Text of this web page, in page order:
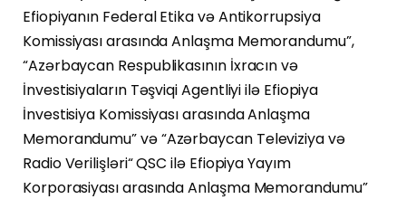
Efiopiyanın Federal Etika və Antikorrupsiya
Komissiyası arasında Anlaşma Memorandumu”,
“Azərbaycan Respublikasının İxracın və
İnvestisiyaların Təşviqi Agentliyi ilə Efiopiya
İnvestisiya Komissiyası arasında Anlaşma
Memorandumu” və “Azərbaycan Televiziya və
Radio Verilişləri“ QSC ilə Efiopiya Yayım
Korporasiyası arasında Anlaşma Memorandumu”